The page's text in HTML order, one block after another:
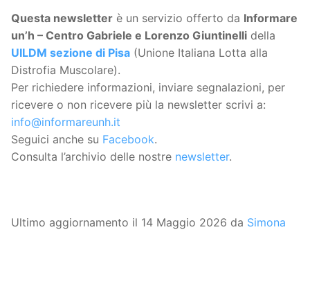
Questa newsletter è un servizio offerto da Informare
un’h – Centro Gabriele e Lorenzo Giuntinelli della
UILDM sezione di Pisa (Unione Italiana Lotta alla
Distrofia Muscolare).
Per richiedere informazioni, inviare segnalazioni, per
ricevere o non ricevere più la newsletter scrivi a:
info@informareunh.it
Seguici anche su Facebook.
Consulta l’archivio delle nostre newsletter.
Ultimo aggiornamento il 14 Maggio 2026 da Simona